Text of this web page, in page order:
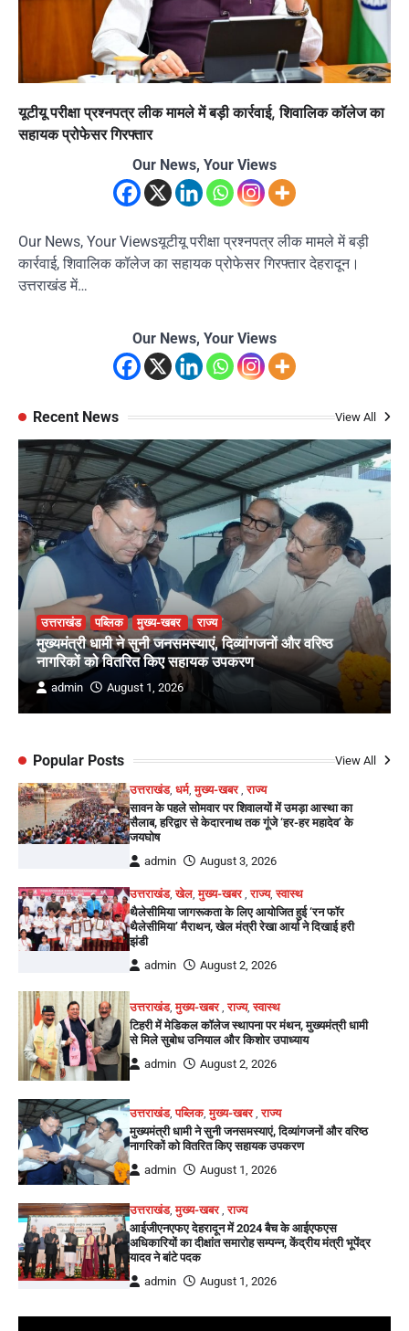
यूटीयू परीक्षा प्रश्नपत्र लीक मामले में बड़ी कार्रवाई, शिवालिक कॉलेज का
सहायक प्रोफेसर गिरफ्तार
Our News, Your Views
Our News, Your Viewsयूटीयू परीक्षा प्रश्नपत्र लीक मामले में बड़ी
कार्रवाई, शिवालिक कॉलेज का सहायक प्रोफेसर गिरफ्तार देहरादून।
उत्तराखंड में…
Our News, Your Views
Recent News View All
उत्तराखंड पब्लिक मुख्य-खबर राज्य
मुख्यमंत्री धामी ने सुनी जनसमस्याएं, दिव्यांगजनों और वरिष्ठ
नागरिकों को वितरित किए सहायक उपकरण
admin August 1, 2026
Popular Posts View All
उत्तराखंड,धर्म,मुख्य-खबर,राज्य
सावन के पहले सोमवार पर शिवालयों में उमड़ा आस्था का
सैलाब, हरिद्वार से केदारनाथ तक गूंजे ‘हर-हर महादेव’ के
जयघोष
admin
August 3, 2026
उत्तराखंड,खेल,मुख्य-खबर,राज्य,स्वास्थ
थैलेसीमिया जागरूकता के लिए आयोजित हुई ‘रन फॉर
थैलेसीमिया’ मैराथन, खेल मंत्री रेखा आर्या ने दिखाई हरी
झंडी
admin
August 2, 2026
उत्तराखंड,मुख्य-खबर,राज्य,स्वास्थ
टिहरी में मेडिकल कॉलेज स्थापना पर मंथन, मुख्यमंत्री धामी
से मिले सुबोध उनियाल और किशोर उपाध्याय
admin
August 2, 2026
उत्तराखंड,पब्लिक,मुख्य-खबर,राज्य
मुख्यमंत्री धामी ने सुनी जनसमस्याएं, दिव्यांगजनों और वरिष्ठ
नागरिकों को वितरित किए सहायक उपकरण
admin
August 1, 2026
उत्तराखंड,मुख्य-खबर,राज्य
आईजीएनएफए देहरादून में 2024 बैच के आईएफएस
अधिकारियों का दीक्षांत समारोह सम्पन्न, केंद्रीय मंत्री भूपेंद्र
यादव ने बांटे पदक
admin
August 1, 2026